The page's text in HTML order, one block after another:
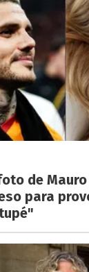
de
para